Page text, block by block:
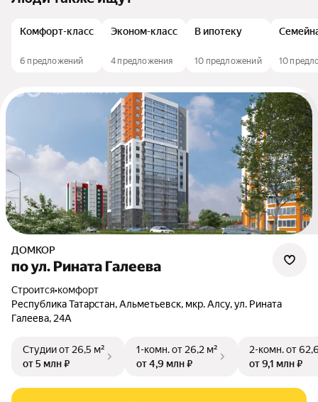
Комфорт-класс
6 предложений
Эконом-класс
4 предложения
В ипотеку
10 предложений 10
ДОМКОР
по ул. Рината Галеева
Строится•комфорт
Республика Татарстан, Альметьевск, мкр. Алсу, ул. Рината
Галеева, 24А
Студииот 26,5 м²
от 5 млн ₽
1-комн.от 26,2 м²
от 4,9 млн ₽
2-комн.от
от 9,1 млн ₽